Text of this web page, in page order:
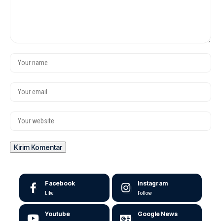
Facebook
Like
Instagram
Follow
Youtube Google News